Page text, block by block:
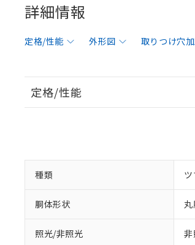
詳細情報
定格/性能 外形図 取りつけ穴
定格/性能
種類
胴体形状
照光/非照光 非